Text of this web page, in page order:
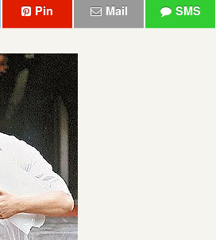
Pin Mail SMS